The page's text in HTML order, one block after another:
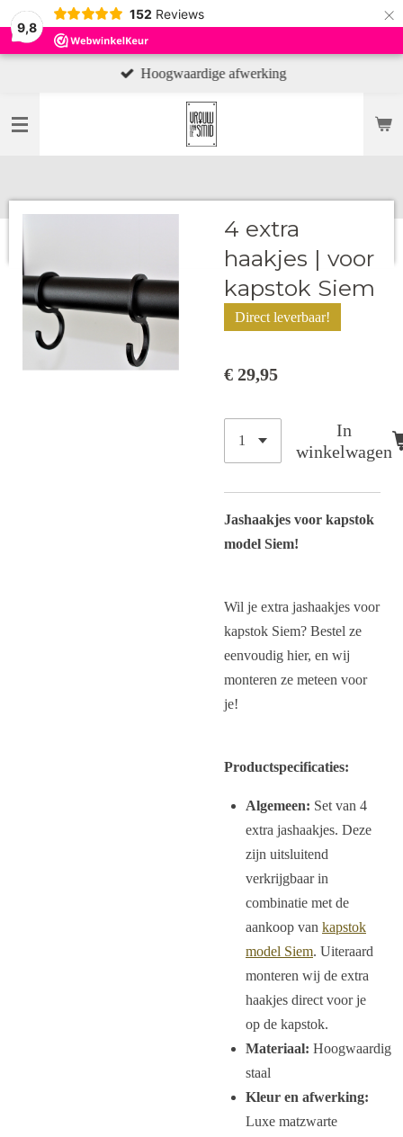
9,8
152 Reviews ×
Hoogwaardige afwerking
4 extra
haakjes | voor
kapstok Siem
Direct leverbaar!
€ 29,95
In
winkelwagen
Jashaakjes voor kapstok
model Siem!
Wil je extra jashaakjes voor
kapstok Siem? Bestel ze
eenvoudig hier, en wij
monteren ze meteen voor
je!
Productspecificaties:
Algemeen: Set van 4
extra jashaakjes. Deze
zijn uitsluitend
verkrijgbaar in
combinatie met de
aankoop van kapstok
model Siem. Uiteraard
monteren wij de extra
haakjes direct voor je
op de kapstok.
Materiaal: Hoogwaardig
staal
Kleur en afwerking:
Luxe matzwarte